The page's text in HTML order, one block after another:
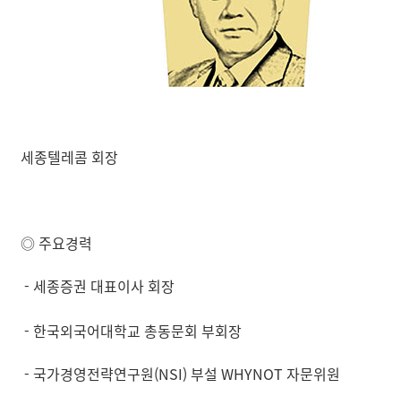
세종텔레콤 회장
◎ 주요경력
- 세종증권 대표이사 회장
- 한국외국어대학교 총동문회 부회장
- 국가경영전략연구원(NSI) 부설 WHYNOT 자문위원